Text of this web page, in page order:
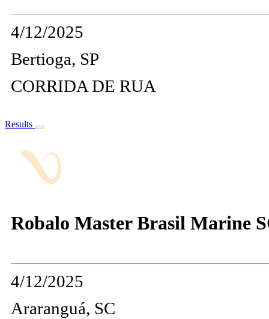
4/12/2025
Bertioga, SP
CORRIDA DE RUA
Results
Robalo Master Brasil Marine
4/12/2025
Araranguá, SC